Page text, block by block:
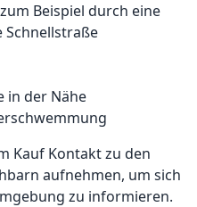
Beispiel durch eine
Schnellstraße
in der Nähe
Kauf Kontakt zu den
aufnehmen, um sich
zu informieren.